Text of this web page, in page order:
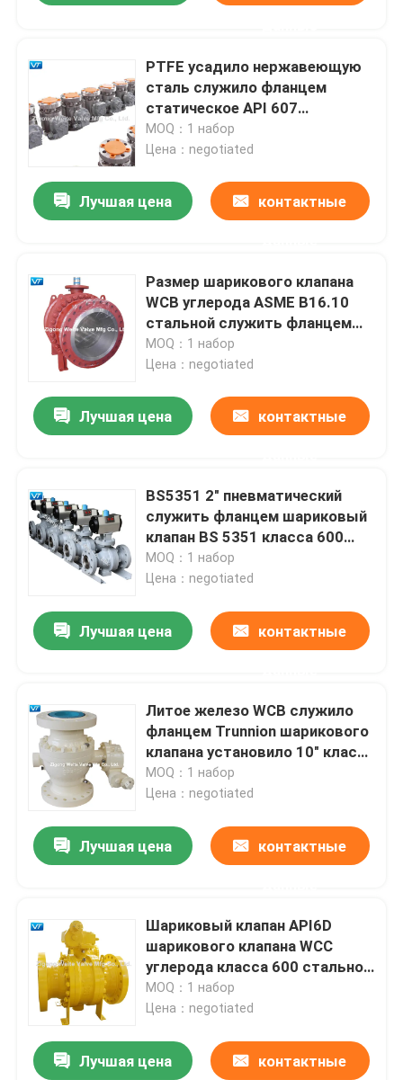
PTFE усадило нержавеющую
сталь служило фланцем
статическое API 607
шарикового клапана анти-
MOQ：1 набор
Цена：negotiated
Лучшая цена контактные
Размер шарикового клапана
WCB углерода ASME B16.10
стальной служить фланцем
большой 30 дюймов
MOQ：1 набор
Цена：negotiated
Лучшая цена контактные
BS5351 2" пневматический
служить фланцем шариковый
клапан BS 5351 класса 600
шарикового клапана с
распределительной коробкой
MOQ：1 набор
Цена：negotiated
Лучшая цена контактные
Литое железо WCB служило
фланцем Trunnion шарикового
клапана установило 10" класс
900
MOQ：1 набор
Цена：negotiated
Лучшая цена контактные
Шариковый клапан API6D
шарикового клапана WCC
углерода класса 600 стальной
служить фланцем
MOQ：1 набор
Цена：negotiated
Лучшая цена контактные